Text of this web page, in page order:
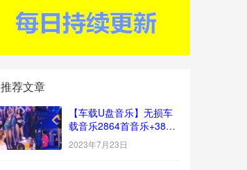
推荐文章
【车载U盘音乐】无损车
载音乐2864首音乐+383
视频[十倍音质]
2023年7月23日